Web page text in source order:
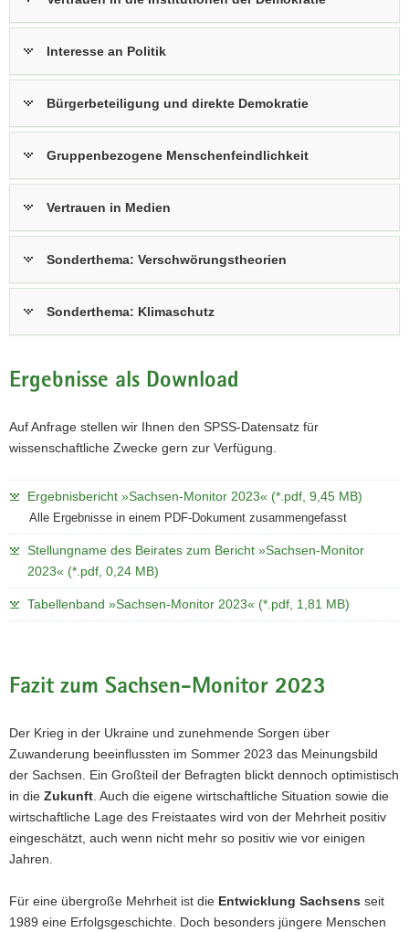
Interesse an Politik
Bürgerbeteiligung und direkte Demokratie
Gruppenbezogene Menschenfeindlichkeit
Vertrauen in Medien
Sonderthema: Verschwörungstheorien
Sonderthema: Klimaschutz
Ergebnisse als Download
Auf Anfrage stellen wir Ihnen den SPSS-Datensatz für
wissenschaftliche Zwecke gern zur Verfügung.
Ergebnisbericht »Sachsen-Monitor 2023« (*.pdf, 9,45 MB)
Alle Ergebnisse in einem PDF-Dokument zusammengefasst
Stellungname des Beirates zum Bericht »Sachsen-Monitor
2023« (*.pdf, 0,24 MB)
Tabellenband »Sachsen-Monitor 2023« (*.pdf, 1,81 MB)
Fazit zum Sachsen-Monitor 2023
Der Krieg in der Ukraine und zunehmende Sorgen über
Zuwanderung beeinflussten im Sommer 2023 das Meinungsbild
der Sachsen. Ein Großteil der Befragten blickt dennoch optimistisch
in die Zukunft. Auch die eigene wirtschaftliche Situation sowie die
wirtschaftliche Lage des Freistaates wird von der Mehrheit positiv
eingeschätzt, auch wenn nicht mehr so positiv wie vor einigen
Jahren.
Für eine übergroße Mehrheit ist die Entwicklung Sachsens seit
1989 eine Erfolgsgeschichte. Doch besonders jüngere Menschen